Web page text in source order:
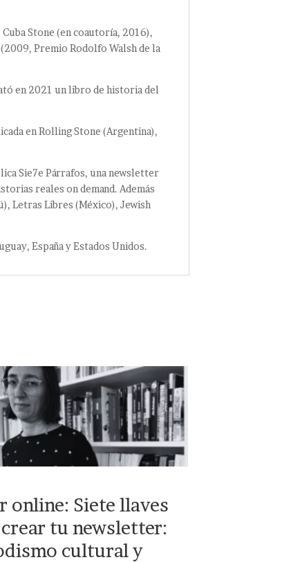
Stone (en coautoría, 2016),
Premio Rodolfo Walsh de la
en 2021 un libro de historia del
en Rolling Stone (Argentina),
Sie7e Párrafos, una newsletter
reales on demand. Además
Letras Libres (México), Jewish
España y Estados Unidos.
online: Siete llaves
tu newsletter:
cultural y